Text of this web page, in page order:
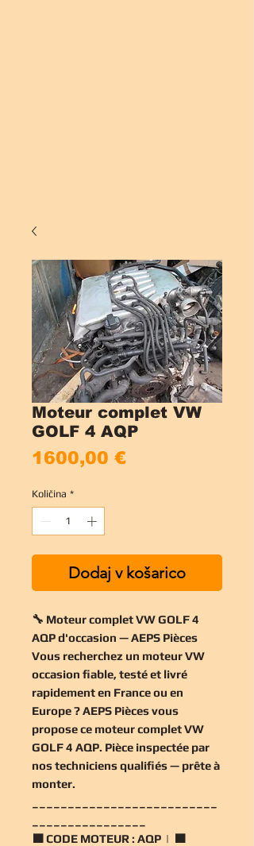
Moteur complet VW
GOLF 4 AQP
1600,00 €
Količina *
Dodaj v košarico
🔧 Moteur complet VW GOLF 4
AQP d'occasion — AEPS Pièces
Vous recherchez un moteur VW
occasion fiable, testé et livré
rapidement en France ou en
Europe ? AEPS Pièces vous
propose ce moteur complet VW
GOLF 4 AQP. Pièce inspectée par
nos techniciens qualifiés — prête à
monter.
🟧CODE MOTEUR : AQP | 🟧